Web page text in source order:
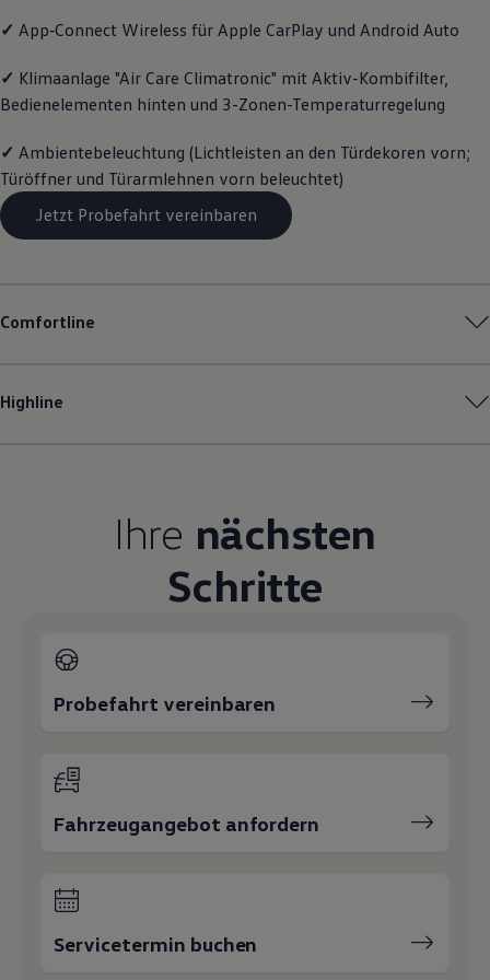
Räder und Reifen
Economy Service
Volkswagen Teile
Zubehör
Schutz und Pflege
Transport
Entertainment und Elektronik
Individualisieren
Wallbox und Ladekabel
Lifestyle
Transport
Familie
Elektromobilität
Volkswagen R
✓ App‑Connect Wireless für Apple CarPlay und Android Auto
✓ Klimaanlage "Air Care Climatronic" mit Aktiv-Kombifilter,
Bedienelementen hinten und 3-Zonen-Temperaturregelung
✓ Ambientebeleuchtung (Lichtleisten an den Türdekoren vorn;
Türöffner und Türarmlehnen vorn beleuchtet)
Jetzt Probefahrt vereinbaren
Comfortline
Highline
Ihre nächsten
Schritte
Probefahrt vereinbaren
Fahrzeugangebot anfordern
Servicetermin buchen